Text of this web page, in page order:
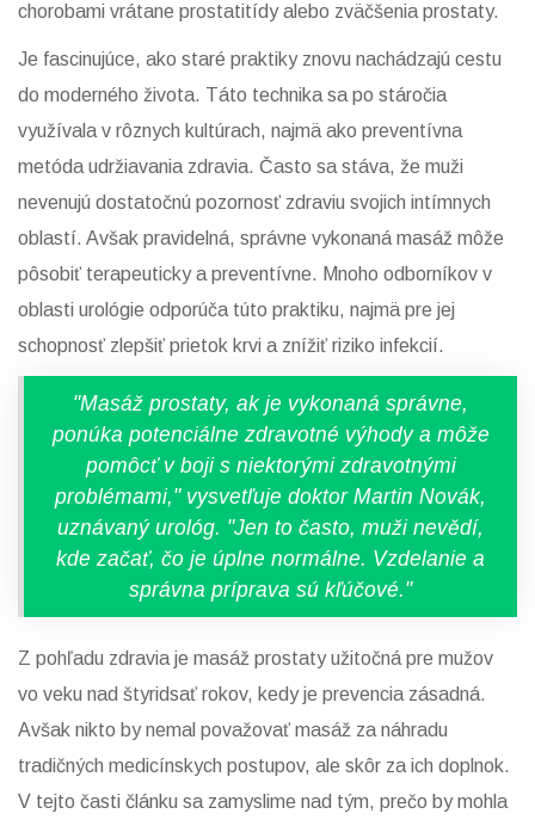
chorobami vrátane prostatitídy alebo zväčšenia prostaty.
Je fascinujúce, ako staré praktiky znovu nachádzajú cestu
do moderného života. Táto technika sa po stáročia
využívala v rôznych kultúrach, najmä ako preventívna
metóda udržiavania zdravia. Často sa stáva, že muži
nevenujú dostatočnú pozornosť zdraviu svojich intímnych
oblastí. Avšak pravidelná, správne vykonaná masáž môže
pôsobiť terapeuticky a preventívne. Mnoho odborníkov v
oblasti urológie odporúča túto praktiku, najmä pre jej
schopnosť zlepšiť prietok krvi a znížiť riziko infekcií.
"Masáž prostaty, ak je vykonaná správne,
ponúka potenciálne zdravotné výhody a môže
pomôcť v boji s niektorými zdravotnými
problémami," vysvetľuje doktor Martin Novák,
uznávaný urológ. "Jen to často, muži nevědí,
kde začať, čo je úplne normálne. Vzdelanie a
správna príprava sú kľúčové."
Z pohľadu zdravia je masáž prostaty užitočná pre mužov
vo veku nad štyridsať rokov, kedy je prevencia zásadná.
Avšak nikto by nemal považovať masáž za náhradu
tradičných medicínskych postupov, ale skôr za ich doplnok.
V tejto časti článku sa zamyslime nad tým, prečo by mohla